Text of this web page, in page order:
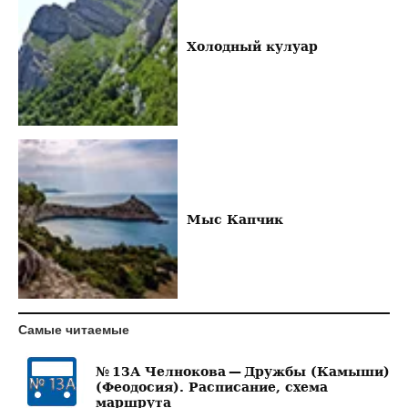
Холодный кулуар
Мыс Капчик
Самые читаемые
№ 13А Челнокова — Дружбы (Камыши)
(Феодосия). Расписание, схема
маршрута